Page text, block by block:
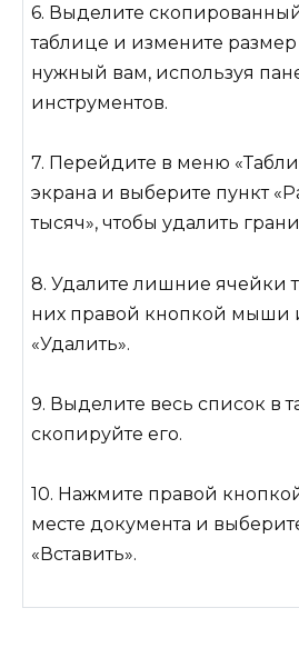
6. Выделите
таблице и измените
нужный вам, используя
инструментов.
7. Перейдите в меню
экрана и выберите пункт
тысяч», чтобы удалить
8. Удалите лишние ячейки
них правой кнопкой мыши
«Удалить».
9. Выделите весь список в
скопируйте его.
10. Нажмите правой
месте документа и
«Вставить».